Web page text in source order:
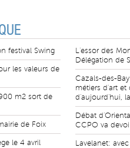
festival Swing
les valeurs de
m2 sort de
de Foix
le 4 avril
L'essor des
Délégation de
Cazals-des-
métiers d'art et
d'aujourd'hui,
Débat
CCPO va
Lavelanet: